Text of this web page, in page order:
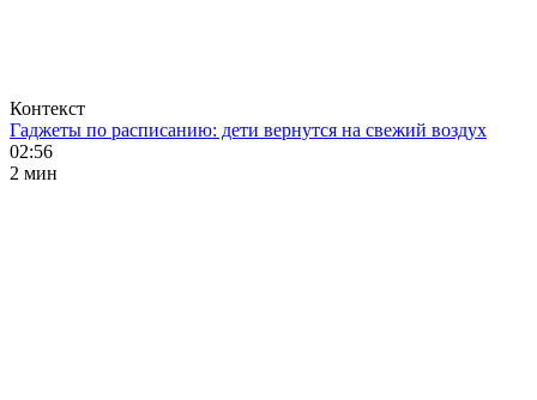
Контекст
Гаджеты по расписанию: дети вернутся на свежий воздух
02:56
2 мин